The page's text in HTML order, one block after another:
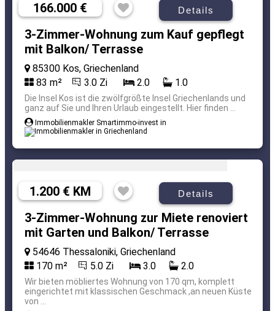
166.000 € Details
3-Zimmer-Wohnung zum Kauf gepflegt
mit Balkon/ Terrasse
85300 Kos, Griechenland
83 m²
3.0 Zi 2.0 1.0
Die Insel Kos ist die zwölfgrößte Insel Griechenlands und
ganz auf Sie und Ihren Urlaub eingestellt. Hier finden ...
Immobilienmakler Smartimmo-invest in
1.200 € KM Details
3-Zimmer-Wohnung zur Miete renoviert
mit Garten und Balkon/ Terrasse
54646 Thessaloniki, Griechenland
170 m²
5.0 Zi 3.0 2.0
Wir bieten möbliertes Wohnung von 170 qm, komplett
eingerichtet mit klassischen Geschmack ,an neuen Küste
von ...